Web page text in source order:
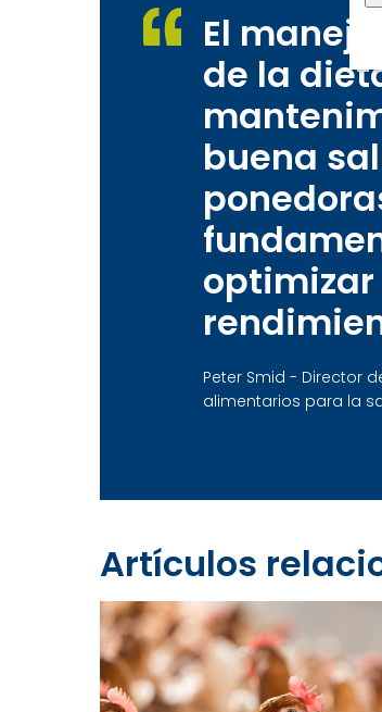
El
de la
buena
optimizar
Peter Smid - Director
alimentarios para la
Artículos